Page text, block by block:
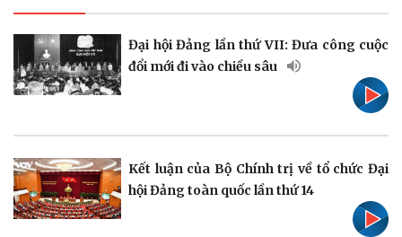
Pháp luật
Vụ án
Tin nóng
Quân sự - Quốc phòng
Vũ khí
Đại hội Đảng lần thứ VII: Đưa công cuộc
đổi mới đi vào chiều sâu
Kết luận của Bộ Chính trị về tổ chức Đại
hội Đảng toàn quốc lần thứ 14